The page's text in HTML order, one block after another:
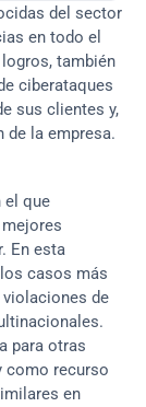
del sector
en todo el
también
ciberataques
sus clientes y,
de la empresa.
el que
En esta
casos más
de
para otras
como recurso
en